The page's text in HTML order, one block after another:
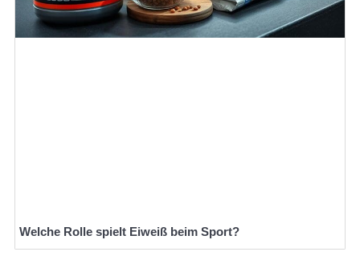
Welche Rolle spielt Eiweiß beim Sport?